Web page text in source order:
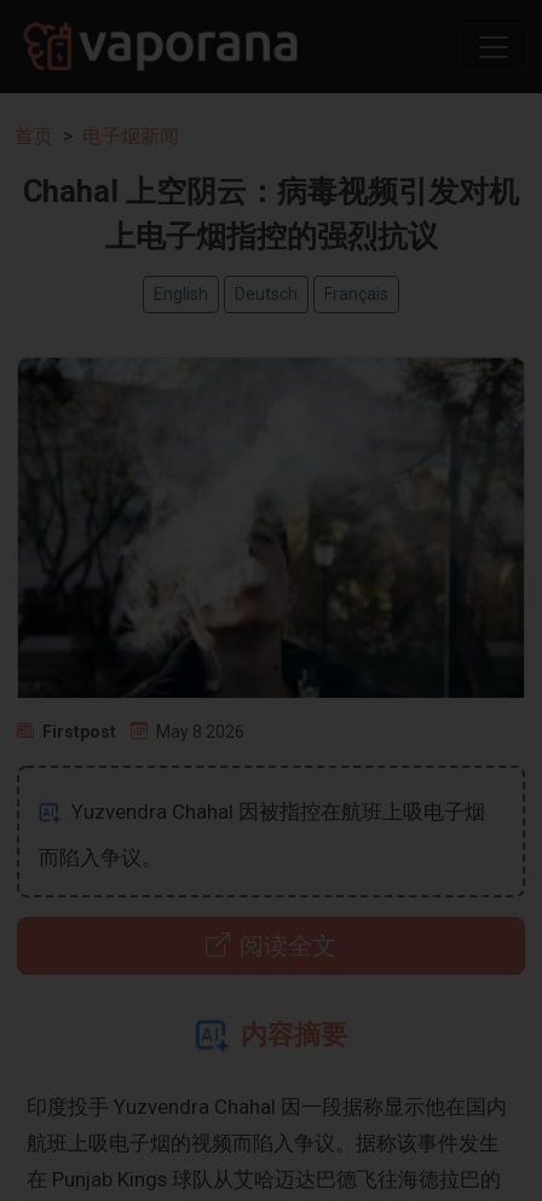
首页 电子烟新闻
Chahal 上空阴云：病毒视频引发对机
上电子烟指控的强烈抗议
English Deutsch Français
Firstpost May 8 2026
Yuzvendra Chahal 因被指控在航班上吸电子烟
而陷入争议。
阅读全文
内容摘要
印度投手 Yuzvendra Chahal 因一段据称显示他在国内
航班上吸电子烟的视频而陷入争议。据称该事件发生
在 Punjab Kings 球队从艾哈迈达巴德飞往海德拉巴的